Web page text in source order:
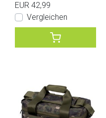
EUR 42,99
Vergleichen